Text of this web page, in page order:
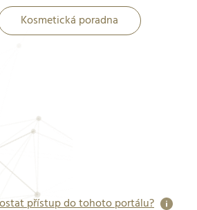
Kosmetická poradna
přístup do tohoto portálu?